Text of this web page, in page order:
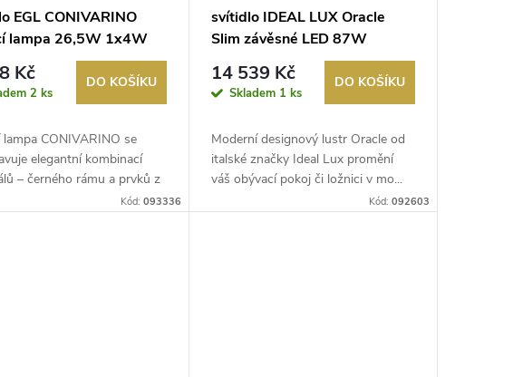
EGL CONIVARINO
lampa 26,5W 1x4W
2700K kartáčovaná
černá
Kč
2 ks
DO KOŠÍKU
lampa CONIVARINO se
elegantní kombinací
– černého rámu a prvků z
Kód: 093336
svítidlo IDEAL LUX Oracle
Slim závěsné LED 87W
4960lm 2700K bílé
14 539 Kč
Skladem 1 ks
DO KOŠÍKU
Moderní designový lustr Oracle od
italské značky Ideal Lux promění
váš obývací pokoj či ložnici v mo...
Kód: 092603